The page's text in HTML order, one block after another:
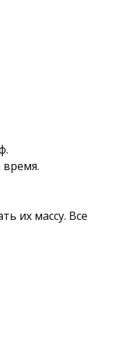
их массу. Все